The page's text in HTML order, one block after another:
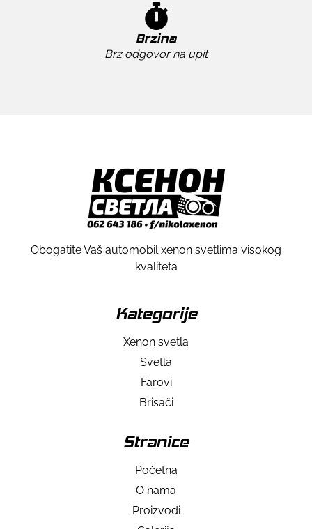
Brzina
Brz odgovor na upit
Obogatite Vaš automobil xenon svetlima visokog
kvaliteta
Kategorije
Xenon svetla
Svetla
Farovi
Brisači
Stranice
Početna
O nama
Proizvodi